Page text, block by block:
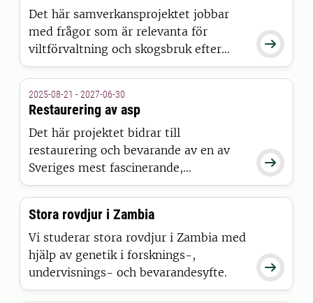

Det här samverkansprojektet jobbar
med frågor som är relevanta för
viltförvaltning och skogsbruk efter
skogsbränderna 2018. Syftet är att
aktörer inom skogsbruk, viltförvaltning
och offentlig förvaltning kan ta del av
kunskapen löpande.

2025-08-21 - 2027-06-30
Restaurering av asp
Det här projektet bidrar till
restaurering och bevarande av en av
Sveriges mest fascinerande,
outforskade och sällsynta
sötvattensfiskar: aspen.

Stora rovdjur i Zambia
Vi studerar stora rovdjur i Zambia med
hjälp av genetik i forsknings-,
undervisnings- och bevarandesyfte.